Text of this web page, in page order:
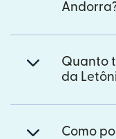
Quanto
da
Como